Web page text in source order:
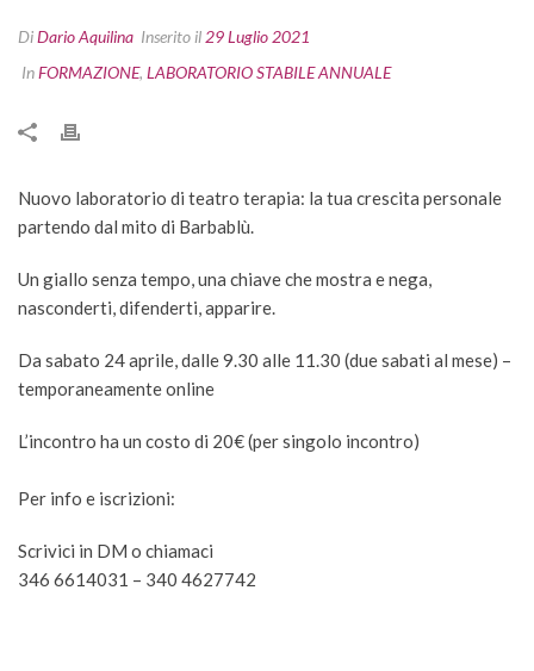
DiDario Aquilina Inserito il 29 Luglio 2021
InFORMAZIONE, LABORATORIO STABILE ANNUALE
Nuovo laboratorio di teatro terapia: la tua crescita personale
partendo dal mito di Barbablù.
Un giallo senza tempo, una chiave che mostra e nega,
nasconderti, difenderti, apparire.
Da sabato 24 aprile, dalle 9.30 alle 11.30 (due sabati al mese) –
temporaneamente online
L’incontro ha un costo di 20€ (per singolo incontro)
Per info e iscrizioni:
Scrivici in DM o chiamaci
346 6614031 – 340 4627742